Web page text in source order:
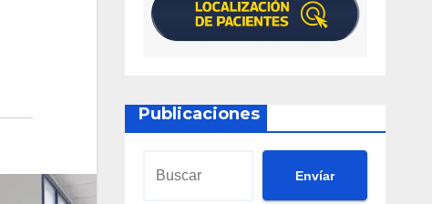
Publicaciones
Envíar